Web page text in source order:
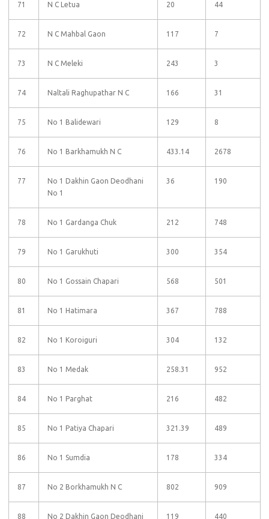
71 N C Letua 20 44
72 N C Mahbal Gaon 117 7
73 N C Meleki 243 3
74 Naltali Raghupathar N C 166 31
75 No 1 Balidewari 129 8
76 No 1 Barkhamukh N C 433.14 2678
77
No 1 Dakhin Gaon Deodhani
No 1
36 190
78 No 1 Gardanga Chuk 212 748
79 No 1 Garukhuti 300 354
80 No 1 Gossain Chapari 568 501
81 No 1 Hatimara 367 788
82 No 1 Koroiguri 304 132
83 No 1 Medak 258.31 952
84 No 1 Parghat 216 482
85 No 1 Patiya Chapari 321.39 489
86 No 1 Sumdia 178 334
87 No 2 Borkhamukh N C 802 909
88 No 2 Dakhin Gaon Deodhani 119 440